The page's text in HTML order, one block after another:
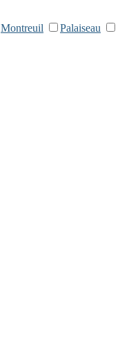
Montreuil
Palaiseau